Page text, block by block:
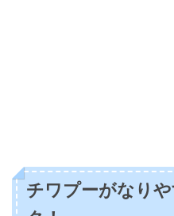
チワプーがなり